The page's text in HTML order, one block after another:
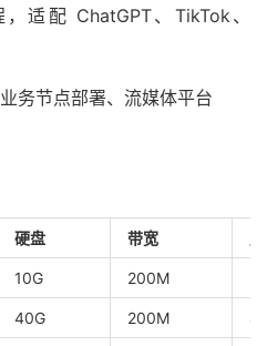
适配 ChatGPT、TikTok、
务节点部署、流媒体平台
硬盘 带宽
10G 200M
40G 200M